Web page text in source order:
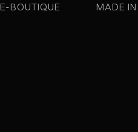
E-BOUTIQUE MADE IN